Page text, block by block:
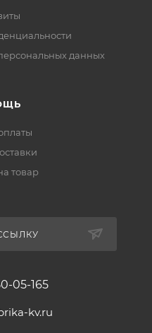
данных
товар
05-165
kv.ru